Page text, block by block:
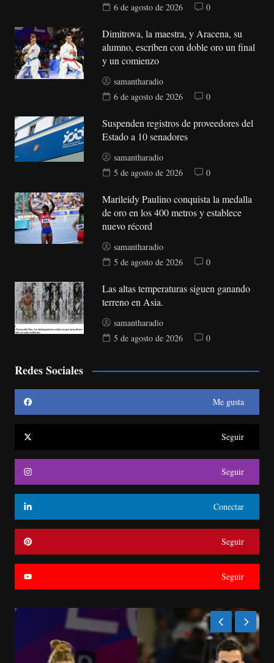
6 de agosto de 2026 0
Dimitrova, la maestra, y Aracena, su
alumno, escriben con doble oro un final
y un comienzo
samantharadio
6 de agosto de 2026
0
Suspenden registros de proveedores del
Estado a 10 senadores
samantharadio
5 de agosto de 2026
0
Marileidy Paulino conquista la medalla
de oro en los 400 metros y establece
nuevo récord
samantharadio
5 de agosto de 2026
0
Las altas temperaturas siguen ganando
terreno en Asia.
samantharadio
5 de agosto de 2026
0
Redes Sociales
Me gusta
Seguir
Seguir
Conectar
Seguir
Seguir